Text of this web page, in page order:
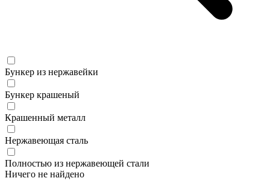
Бункер из нержавейки
Бункер крашеный
Крашенный металл
Нержавеющая сталь
Полностью из нержавеющей стали
Ничего не найдено